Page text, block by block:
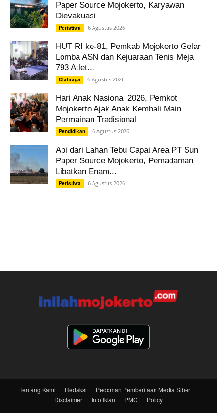
Paper Source Mojokerto, Karyawan
Dievakuasi
Peristiwa 6 Agustus 2026
HUT RI ke-81, Pemkab Mojokerto Gelar
Lomba ASN dan Kejuaraan Tenis Meja
793 Atlet...
Olahraga 6 Agustus 2026
Hari Anak Nasional 2026, Pemkot
Mojokerto Ajak Anak Kembali Main
Permainan Tradisional
Pendidikan 6 Agustus 2026
Api dari Lahan Tebu Capai Area PT Sun
Paper Source Mojokerto, Pemadaman
Libatkan Enam...
Peristiwa 6 Agustus 2026
Tentang Kami Redaksi
Pedoman Pemberitaan Media Siber
Disclaimer
Info Iklan PMC Policy